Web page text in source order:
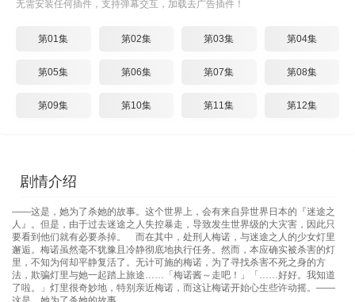
无需安装任何插件，支持弹幕交互，加载去广告插件！
第01集 第02集 第03集 第04集
第05集 第06集 第07集 第08集
第09集 第10集 第11集 第12集
剧情介绍
――这是，她为了杀她的故事。这个世界上，会有来自异世界日本的『迷途之
人』。但是，由于过去迷途之人失控暴走，导致发生世界级的大灾害，因此只
要看到他们就有必要杀掉。 而在其中，处刑人梅诺，与迷途之人的少女灯里
邂逅。梅诺虽然毫不犹豫且冷静彻底地执行任务。然而，本应确实被杀害的灯
里，不知为何却平静复活了。无计可施的梅诺，为了寻找杀害不死之身的方
法，欺骗灯里与她一起踏上旅途……「梅诺酱～走吧！」「……好好。我知道
了啦。」灯里很奇妙地，特别亲近梅诺，而这让梅诺开始心生些许动摇。――